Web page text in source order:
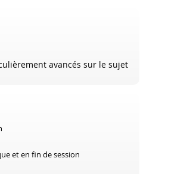
avancés sur le sujet
et en fin de session